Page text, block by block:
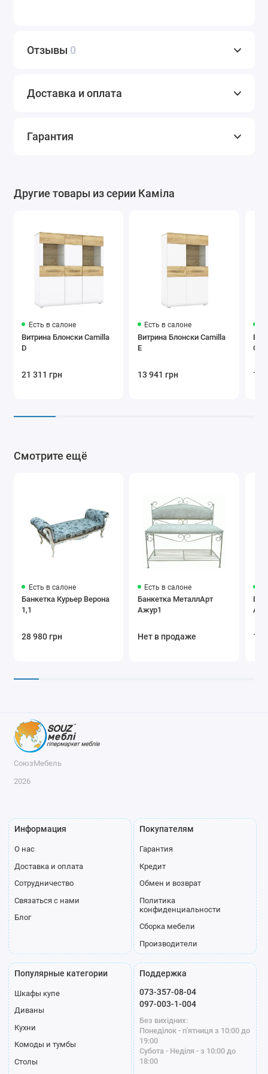
Отзывы 0
Доставка и оплата
Гарантия
Другие товары из серии Каміла
Есть в салоне
Витрина Блонски Camilla
D
21 311 грн
Есть в салоне
Витрина Блонски Camilla
E
13 941 грн
G
11
Смотрите ещё
Есть в салоне
Банкетка Курьер Верона
1,1
28 980 грн
Есть в салоне
Банкетка МеталлАрт
Ажур1
Нет в продаже 1
СоюзМебель
2026
Информация
О нас
Доставка и оплата
Сотрудничество
Связаться с нами
Блог
Покупателям
Гарантия
Кредит
Обмен и возврат
Политика
конфиденциальности
Сборка мебели
Производители
Популярные категории
Шкафы купе
Диваны
Кухни
Комоды и тумбы
Столы
Поддержка
073-357-08-04
097-003-1-004
Без вихідних:
Понеділок - п'ятниця з 10:00 до
19:00
Субота - Неділя - з 10:00 до
18:00